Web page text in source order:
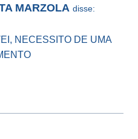
MARZOLA disse:
NECESSITO DE UMA